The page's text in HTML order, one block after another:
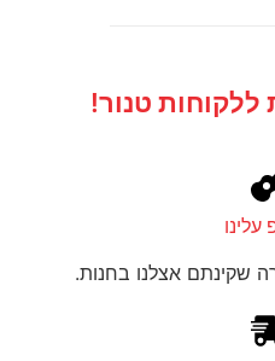
טנור!
אצלנו בחנות.